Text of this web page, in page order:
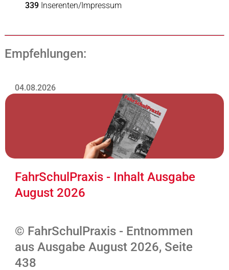
339 Inserenten/Impressum
Empfehlungen:
04.08.2026
FahrSchulPraxis - Inhalt Ausgabe
August 2026
© FahrSchulPraxis - Entnommen
aus Ausgabe August 2026, Seite
438